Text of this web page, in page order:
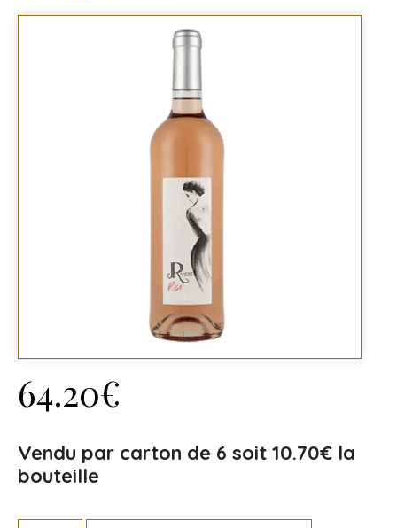
64.20€
Vendu par carton de 6 soit 10.70€ la
bouteille